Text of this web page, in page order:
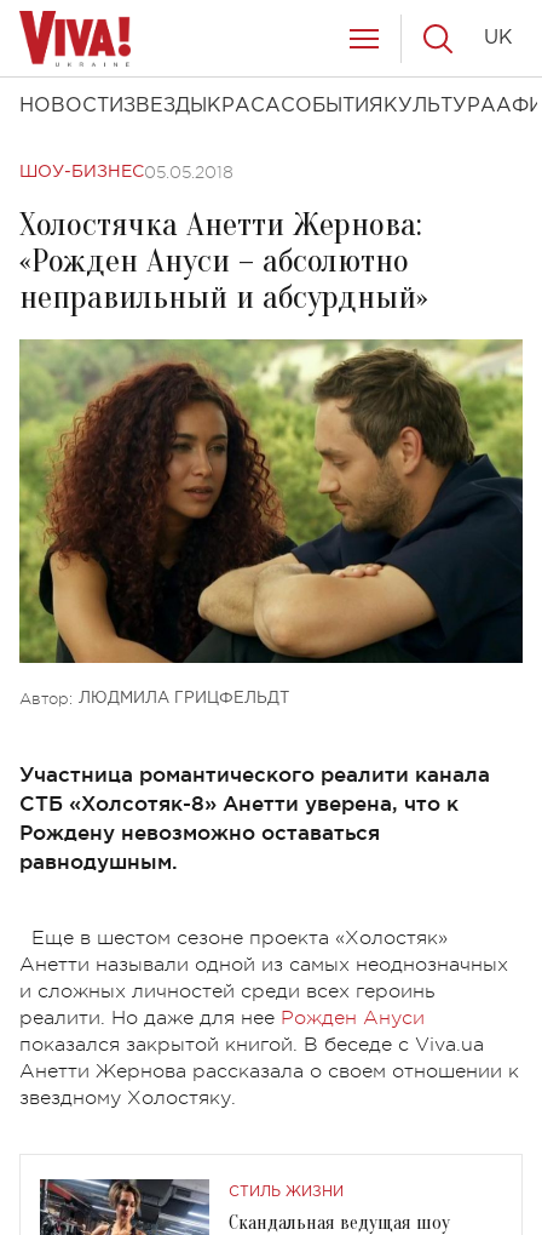
НОВОСТИ ЗВЕЗДЫ КРАСАСОБЫТИЯ КУЛЬТУРА
UK
ШОУ-БИЗНЕС05.05.2018
Холостячка Анетти Жернова:
«Рожден Ануси – абсолютно
неправильный и абсурдный»
Автор: ЛЮДМИЛА ГРИЦФЕЛЬДТ
Участница романтического реалити канала
СТБ «Холсотяк-8» Анетти уверена, что к
Рождену невозможно оставаться
равнодушным.
Еще в шестом сезоне проекта «Холостяк»
Анетти называли одной из самых неоднозначных
и сложных личностей среди всех героинь
реалити. Но даже для нее Рожден Ануси
показался закрытой книгой. В беседе с Viva.ua
Анетти Жернова рассказала о своем отношении к
звездному Холостяку.
СТИЛЬ ЖИЗНИ
Скандальная ведущая шоу